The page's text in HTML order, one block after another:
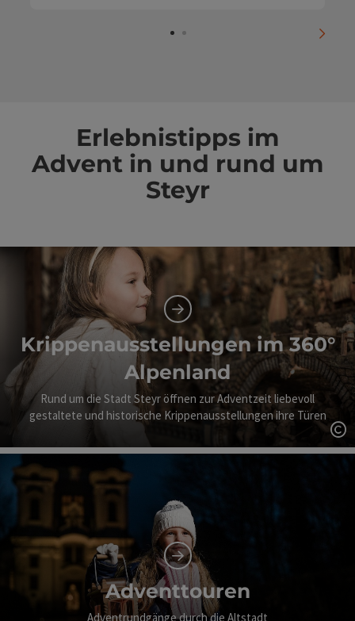
Erlebnistipps im
Advent in und rund um
Steyr
Krippenausstellungen im 360°
Alpenland
Rund um die Stadt Steyr öffnen zur Adventzeit liebevoll
gestaltete und historische Krippenausstellungen ihre Türen
Adventtouren
Adventrundgänge durch die Altstadt